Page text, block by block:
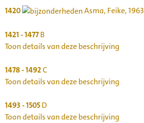
1420 Asma, Feike, 1963
1421 - 1477B
Toon details van deze beschrijving
1478 - 1492C
Toon details van deze beschrijving
1493 - 1505D
Toon details van deze beschrijving